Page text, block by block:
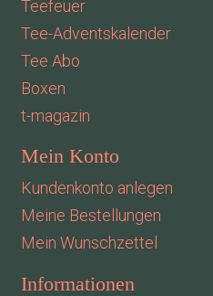
Teefeuer
Tee-Adventskalender
Tee Abo
Boxen
t-magazin
Mein Konto
Kundenkonto anlegen
Meine Bestellungen
Mein Wunschzettel
Informationen